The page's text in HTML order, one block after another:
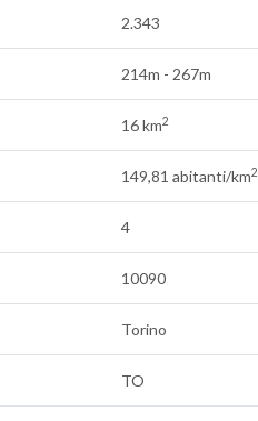
2.343
214m - 267m
16 km2
149,81 abitanti/km2
4
10090
Torino
TO